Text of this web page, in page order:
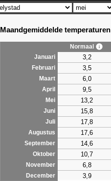
Maandgemiddelde temperaturen
Normaal
Januari
3,2
Februari 3,5
Maart 6,0
April 9,5
Mei 13,2
Juni
15,8
Juli
17,8
Augustus
17,6
September
14,6
Oktober
10,7
November
6,8
December
3,9